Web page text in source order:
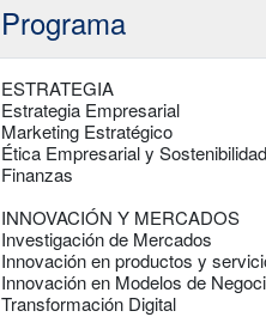
Programa
ESTRATEGIA
Estrategia Empresarial
Marketing Estratégico
Ética Empresarial y Sostenibilidad
Finanzas
INNOVACIÓN Y MERCADOS
Investigación de Mercados
Innovación en productos y
Innovación en Modelos de
Transformación Digital